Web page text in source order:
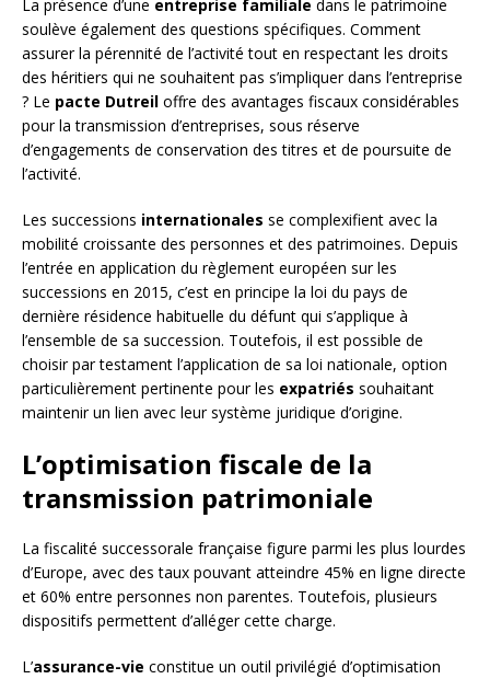
La présence d’une entreprise familiale dans le patrimoine
soulève également des questions spécifiques. Comment
assurer la pérennité de l’activité tout en respectant les droits
des héritiers qui ne souhaitent pas s’impliquer dans l’entreprise
? Le pacte Dutreil offre des avantages fiscaux considérables
pour la transmission d’entreprises, sous réserve
d’engagements de conservation des titres et de poursuite de
l’activité.
Les successions internationales se complexifient avec la
mobilité croissante des personnes et des patrimoines. Depuis
l’entrée en application du règlement européen sur les
successions en 2015, c’est en principe la loi du pays de
dernière résidence habituelle du défunt qui s’applique à
l’ensemble de sa succession. Toutefois, il est possible de
choisir par testament l’application de sa loi nationale, option
particulièrement pertinente pour les expatriés souhaitant
maintenir un lien avec leur système juridique d’origine.
L’optimisation fiscale de la
transmission patrimoniale
La fiscalité successorale française figure parmi les plus lourdes
d’Europe, avec des taux pouvant atteindre 45% en ligne directe
et 60% entre personnes non parentes. Toutefois, plusieurs
dispositifs permettent d’alléger cette charge.
L’assurance-vie constitue un outil privilégié d’optimisation